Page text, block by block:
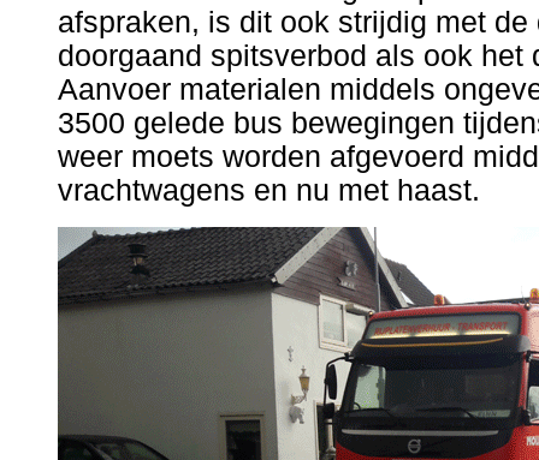
afspraken, is dit ook strijdig met
doorgaand spitsverbod als ook
Aanvoer materialen middels
3500 gelede bus bewegingen
weer moets worden afgevoerd
vrachtwagens en nu met haast.